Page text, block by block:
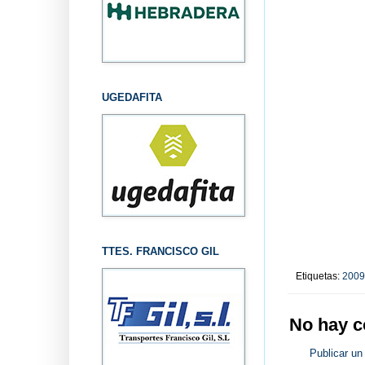
Etiquetas:
No hay
Publicar
UGEDAFITA
TTES. FRANCISCO GIL